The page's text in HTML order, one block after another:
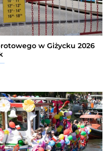
w Giżycku 2026